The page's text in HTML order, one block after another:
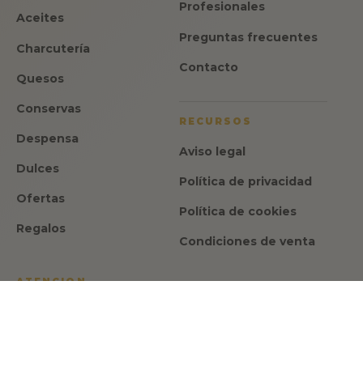
Aceites
Charcutería
Quesos
Conservas
Despensa
Dulces
Ofertas
Regalos
Profesionales
Preguntas frecuentes
Contacto
RECURSOS
Aviso legal
Política de privacidad
Política de cookies
Condiciones de venta
ATENCION